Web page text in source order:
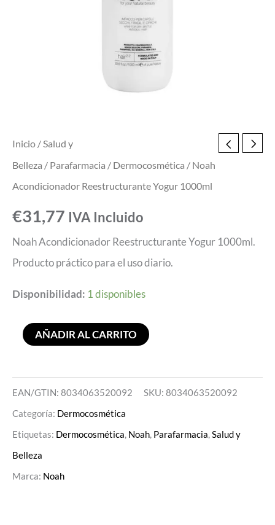
Inicio /Salud y
Belleza / Parafarmacia / Dermocosmética / Noah
Acondicionador Reestructurante Yogur 1000ml
€31,77 IVA Incluido
Noah Acondicionador Reestructurante Yogur 1000ml.
Producto práctico para el uso diario.
Disponibilidad: 1 disponibles
AÑADIR AL CARRITO
EAN/GTIN: 8034063520092 SKU: 8034063520092
Categoría: Dermocosmética
Etiquetas: Dermocosmética, Noah, Parafarmacia,Salud y
Belleza
Marca: Noah